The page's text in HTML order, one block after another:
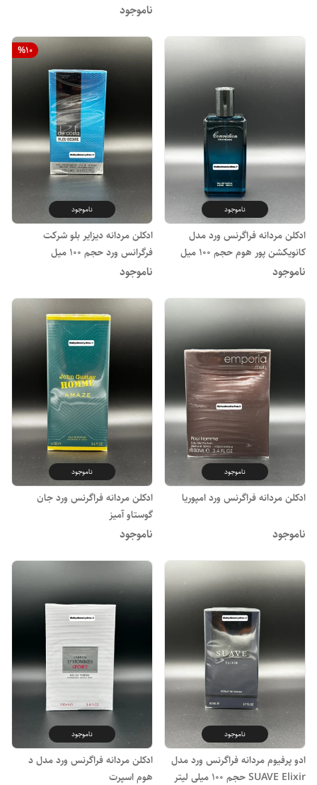
ناموجود
ناموجود
ادکلن مردانه فراگرنس ورد مدل
کانویکشن پور هوم حجم ۱۰۰ میل
ناموجود
%10
ناموجود
ادکلن مردانه دیزایر بلو شرکت
فرگرانس ورد حجم 100 میل
ناموجود
ناموجود
ادکلن مردانه فراگرنس ورد امپوریا
ناموجود
ناموجود
ادکلن مردانه فراگرنس ورد جان
گوستاو آمیز
ناموجود
ناموجود
ادو پرفیوم مردانه فراگرنس ورد مدل
SUAVE Elixir حجم 100 میلی لیتر
ناموجود
ادکلن مردانه فراگرنس ورد مدل د
هوم اسپرت